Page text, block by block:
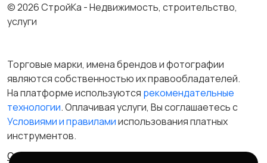
© 2026 СтройКа - Недвижимость, строительство,
услуги
Торговые марки, имена брендов и фотографии
являются собственностью их правообладателей.
На платформе используются рекомендательные
технологии. Оплачивая услуги, Вы соглашаетесь c
Условиями и правиламииспользования платных
инструментов.
Отказ от ответственности
Правила сервиса